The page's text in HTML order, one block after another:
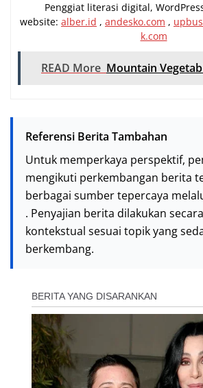
Penggiat literasi digital,
website: alber.id , andesko.com ,
k.com
READ More Mountain
Referensi Berita Tambahan
Untuk memperkaya perspektif,
mengikuti perkembangan berita
berbagai sumber tepercaya
. Penyajian berita dilakukan
kontekstual sesuai topik yang
berkembang.